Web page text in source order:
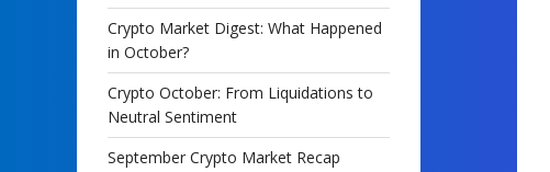
Crypto Market Digest: What Happened
in October?
Crypto October: From Liquidations to
Neutral Sentiment
September Crypto Market Recap